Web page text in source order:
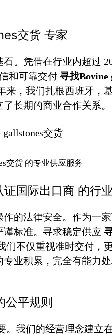
交货 专家
。凭借在行业内超过
和可靠交付 寻找Bovine
来，我们扎根西班牙，
长期的商业合作关系。
交货 的专业供应服务
国际出口商 的行
的法律安全。作为一
标准。寻求稳定供应
们不仅重视准时交付，
业积累，完全有能力
平规则
我们的经营理念建立